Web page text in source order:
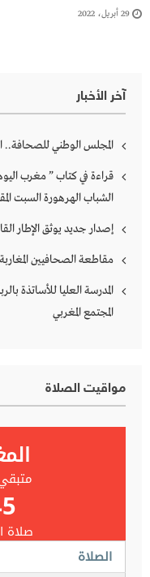
29 أبريل، 2022
آخر الأخبار
المجلس الوطني للصحافة..
قراءة في كتاب ” مغرب
الشباب الهرهورة السبت
إصدار جديد يوثق الإطار
مقاطعة الصحافيين
المدرسة العليا للأساتذة
المجتمع المغربي
مواقيت الصلاة